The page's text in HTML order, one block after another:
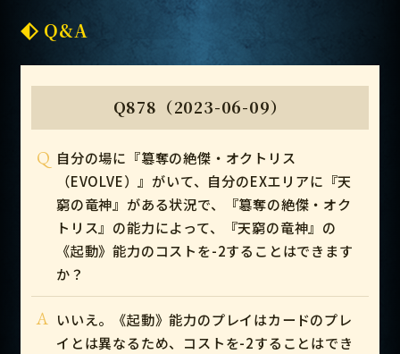
Q&A
Q878（2023-06-09）
Q 自分の場に『簒奪の絶傑・オクトリス
（EVOLVE）』がいて、自分のEXエリアに『天
窮の竜神』がある状況で、『簒奪の絶傑・オク
トリス』の能力によって、『天窮の竜神』の
《起動》能力のコストを-2することはできます
か？
A いいえ。《起動》能力のプレイはカードのプレ
イとは異なるため、コストを-2することはでき